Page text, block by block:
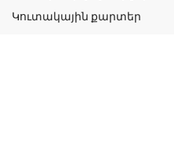
Կուտակային քարտեր